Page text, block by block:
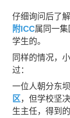
仔细询问后了
附ICC属同一
学生的。
同样的情况，
过：
一位人朝分东
区，但学校坚
生主任，得到